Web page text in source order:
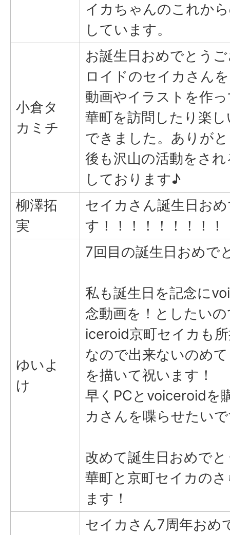
イカちゃんのこれか
しています。
小倉タ
カミチ
お誕生日おめでとう
ロイドのセイカさん
動画やイラストを作
華町を訪問したり楽
できました。ありが
後も沢山の活動をさ
しております♪
柳澤拓
実
セイカさん誕生日お
す！！！！！！！！！
ゆいよ
け
7回目の誕生日おめで
私も誕生日を記念に
念動画を！としたい
iceroid京町セイカも
なので出来ないのめ
を描いて祝います！
早くPCとvoiceroidを
カさんを喋らせたい
改めて誕生日おめで
華町と京町セイカの
ます！
セイカさん7周年おめ